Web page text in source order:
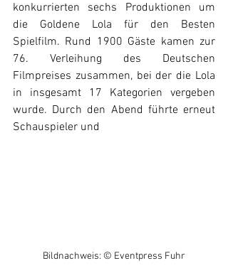
konkurrierten sechs Produktionen um
die Goldene Lola für den Besten
Spielfilm. Rund 1900 Gäste kamen zur
76. Verleihung des Deutschen
Filmpreises zusammen, bei der die Lola
in insgesamt 17 Kategorien vergeben
wurde. Durch den Abend führte erneut
Schauspieler und
Bildnachweis: © Eventpress Fuhr